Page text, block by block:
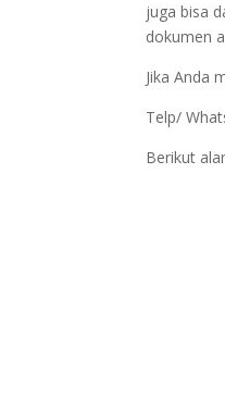
juga bisa
dokumen
Jika Anda
Telp/
Berikut